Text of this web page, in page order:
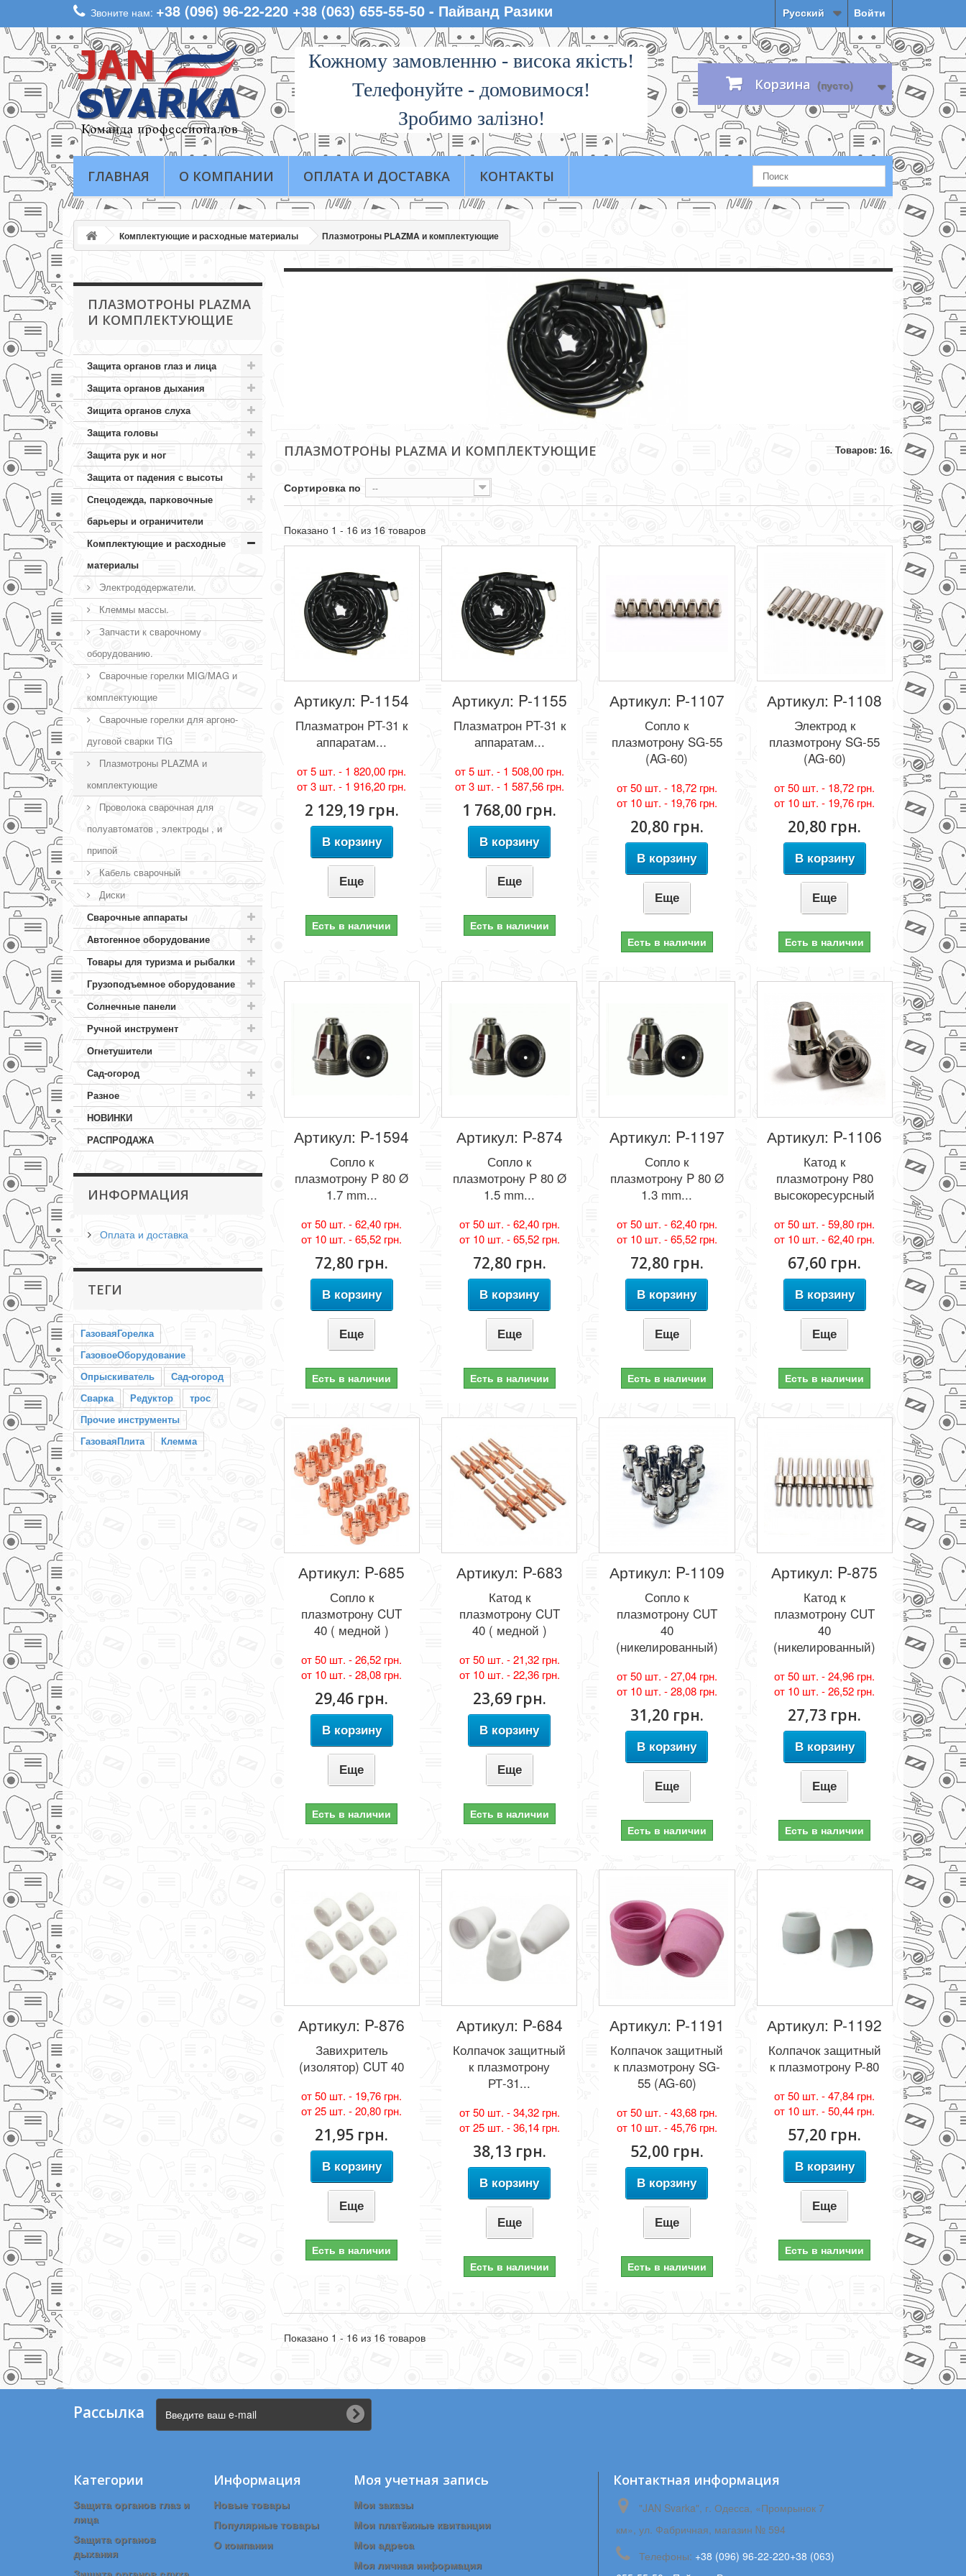
Войти
Русский
Звоните нам: +38 (096) 96-22-220 +38 (063) 655-55-50 - Пайванд Разики
Кожному замовленню - висока якiсть!
Телефонуйте - домовимося!
Зробимо залізно!
Корзина (пусто)
ГЛАВНАЯ О КОМПАНИИ ОПЛАТА И ДОСТАВКА КОНТАКТЫ
Комплектующие и расходные материалы Плазмотроны PLAZMA и комплектующие
ПЛАЗМОТРОНЫ PLAZMA
И КОМПЛЕКТУЮЩИЕ
Защита органов глаз и лица
Защита органов дыхания
Зищита органов слуха
Защита головы
Защита рук и ног
Защита от падения с высоты
Спецодежда, парковочные
барьеры и ограничители
Комплектующие и расходные
материалы
Электрододержатели.
Клеммы массы.
Запчасти к сварочному
оборудованию.
Сварочные горелки MIG/MAG и
комплектующие
Сварочные горелки для аргоно-
дуговой сварки TIG
Плазмотроны PLAZMA и
комплектующие
Проволока сварочная для
полуавтоматов , электроды , и
припой
Кабель сварочный
Диски
Сварочные аппараты
Автогенное оборудование
Товары для туризма и рыбалки
Грузоподъемное оборудование
Солнечные панели
Ручной инструмент
Огнетушители
Сад-огород
Разное
НОВИНКИ
РАСПРОДАЖА
ИНФОРМАЦИЯ
Оплата и доставка
ТЕГИ
ГазоваяГорелка
ГазовоеОборудование
Опрыскиватель
Сад-огород
Сварка
Редуктор
трос
Прочие инструменты
ГазоваяПлита
Клемма
ПЛАЗМОТРОНЫ PLAZMA И КОМПЛЕКТУЮЩИЕ Товаров: 16.
Сортировка по --
Показано 1 - 16 из 16 товаров
Артикул: P-1154
Плазматрон PT-31 к
аппаратам...
от 5 шт. - 1 820,00 грн.
от 3 шт. - 1 916,20 грн.
2 129,19 грн.
В корзину
Еще
Есть в наличии
Артикул: P-1155
Плазматрон PT-31 к
аппаратам...
от 5 шт. - 1 508,00 грн.
от 3 шт. - 1 587,56 грн.
1 768,00 грн.
В корзину
Еще
Есть в наличии
Артикул: P-1107
Сопло к
плазмотрону SG-55
(AG-60)
от 50 шт. - 18,72 грн.
от 10 шт. - 19,76 грн.
20,80 грн.
В корзину
Еще
Есть в наличии
Артикул: P-1108
Электрод к
плазмотрону SG-55
(AG-60)
от 50 шт. - 18,72 грн.
от 10 шт. - 19,76 грн.
20,80 грн.
В корзину
Еще
Есть в наличии
Артикул: P-1594
Сопло к
плазмотрону P 80 Ø
1.7 mm...
от 50 шт. -62,40 грн.
от 10 шт. -65,52 грн.
72,80 грн.
В корзину
Еще
Есть в наличии
Артикул: P-874
Сопло к
плазмотрону P 80 Ø
1.5 mm...
от 50 шт. -62,40 грн.
от 10 шт. -65,52 грн.
72,80 грн.
В корзину
Еще
Есть в наличии
Артикул: P-1197
Сопло к
плазмотрону P 80 Ø
1.3 mm...
от 50 шт. -62,40 грн.
от 10 шт. -65,52 грн.
72,80 грн.
В корзину
Еще
Есть в наличии
Артикул: P-1106
Катод к
плазмотрону P80
высокоресурсный
от 50 шт. -59,80 грн.
от 10 шт. -62,40 грн.
67,60 грн.
В корзину
Еще
Есть в наличии
Артикул: P-685
Сопло к
плазмотрону CUT
40 ( медной )
от 50 шт. -26,52 грн.
от 10 шт. -28,08 грн.
29,46 грн.
В корзину
Еще
Есть в наличии
Артикул: P-683
Катод к
плазмотрону CUT
40 ( медной )
от 50 шт. -21,32 грн.
от 10 шт. -22,36 грн.
23,69 грн.
В корзину
Еще
Есть в наличии
Артикул: P-1109
Сопло к
плазмотрону CUT
40
(никелированный)
от 50 шт. -27,04 грн.
от 10 шт. -28,08 грн.
31,20 грн.
В корзину
Еще
Есть в наличии
Артикул: P-875
Катод к
плазмотрону CUT
40
(никелированный)
от 50 шт. -24,96 грн.
от 10 шт. -26,52 грн.
27,73 грн.
В корзину
Еще
Есть в наличии
Артикул: P-876
Завихритель
(изолятор) CUT 40
от 50 шт. - 19,76 грн.
от 25 шт. -20,80 грн.
21,95 грн.
В корзину
Еще
Есть в наличии
Артикул: P-684
Колпачок защитный
к плазмотрону
РТ-31...
от 50 шт. -34,32 грн.
от 25 шт. -36,14 грн.
38,13 грн.
В корзину
Еще
Есть в наличии
Артикул: P-1191
Колпачок защитный
к плазмотрону SG-
55 (AG-60)
от 50 шт. -43,68 грн.
от 10 шт. -45,76 грн.
52,00 грн.
В корзину
Еще
Есть в наличии
Артикул: P-1192
Колпачок защитный
к плазмотрону P-80
от 50 шт. -47,84 грн.
от 10 шт. -50,44 грн.
57,20 грн.
В корзину
Еще
Есть в наличии
Показано 1 - 16 из 16 товаров
Рассылка
Категории
Защита органов глаз и
лица
Защита органов
дыхания
Зищита органов слуха
Информация
Новые товары
Популярные товары
О компании
Моя учетная запись
Мои заказы
Мои платёжные квитанции
Мои адреса
Моя личная информация
Контактная информация
"JAN Svarka", г. Одесса, «Промрынок 7
км», ул. Фабричная, магазин № 594
Телефоны: +38 (096) 96-22-220+38 (063)